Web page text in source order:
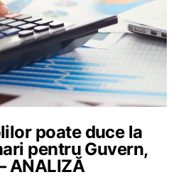
poate duce la
pentru Guvern,
ANALIZĂ